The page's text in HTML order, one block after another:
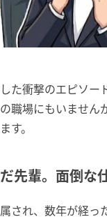
た衝撃のエピソ
職場にもいませ
す。
先輩。面倒な
され、数年が経っ